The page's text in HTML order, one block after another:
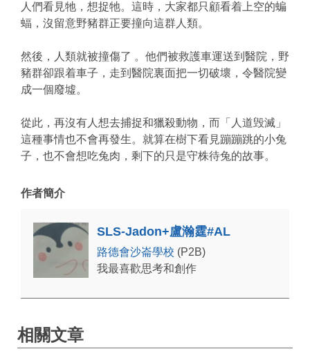
人們看見牠，想捉牠。這時，大家都只顧看着上空的蝙
蝠，沒留意野豬群正要撞向這群人類。
然後，人類就被撞傷了 。他們被救護車運送到醫院，野
豬群卻跟着車子，走到醫院裏面把一切破壞，令醫院變
成一個廢墟。
從此，再沒有人想去捕捉和獵殺動物，而「人道毁滅」
這種事情也不會再發生。就算在樹下看見蹦蹦跳的小兔
子，也不會想吃兔肉，剩下的只是守株待兔的故事。
作者簡介
SLS-Jadon+盧瀚霆#AL
路德會沙崙學校 (P2B)
我最喜歡思考和創作
相關文章